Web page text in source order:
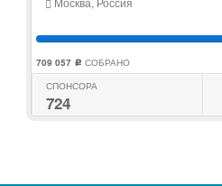
709 057 c СОБРАНО
СПОНСОРА
724